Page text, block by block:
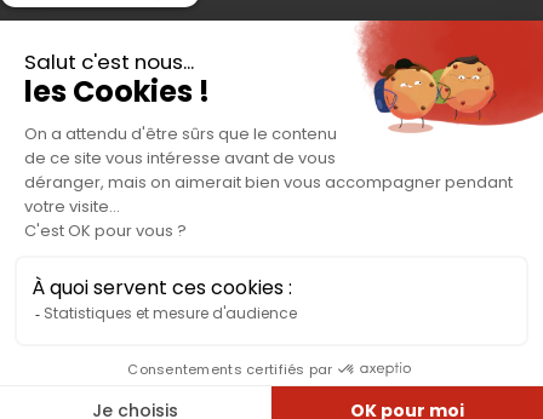
Contact
Accès Adhérent